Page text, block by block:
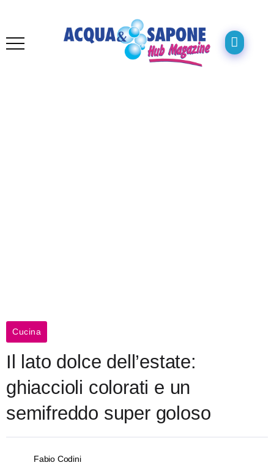
Cucina
Il lato dolce dell’estate:
ghiaccioli colorati e un
semifreddo super goloso
Fabio Codini